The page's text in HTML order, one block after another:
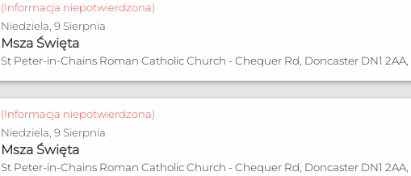
(Informacja niepotwierdzona)
Niedziela, 9 Sierpnia
Msza Święta
St Peter-in-Chains Roman Catholic Church - Chequer Rd, Doncaster DN1
(Informacja niepotwierdzona)
Niedziela, 9 Sierpnia
Msza Święta
St Peter-in-Chains Roman Catholic Church - Chequer Rd, Doncaster DN1